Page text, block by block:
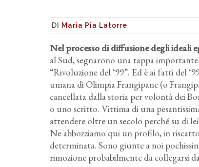
DI Maria Pia Latorre
Nel processo di diffusione degli ideali
al Sud, segnarono una tappa
“Rivoluzione del ‘99”. Ed è ai fatti del
umana di Olimpia Frangipane (o
cancellata dalla storia per volontà dei
o uno scritto. Vittima di una
attendere oltre un secolo perché su di
Ne abbozziamo qui un profilo, in
determinata. Sono giunte a noi
rimozione probabilmente da collegarsi